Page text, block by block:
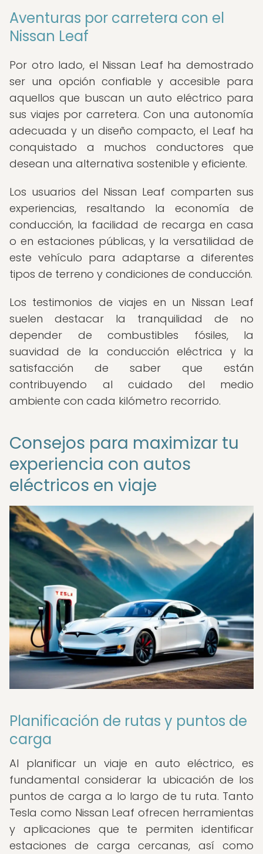
Aventuras por carretera con el
Nissan Leaf
Por otro lado, el Nissan Leaf ha demostrado
ser una opción confiable y accesible para
aquellos que buscan un auto eléctrico para
sus viajes por carretera. Con una autonomía
adecuada y un diseño compacto, el Leaf ha
conquistado a muchos conductores que
desean una alternativa sostenible y eficiente.
Los usuarios del Nissan Leaf comparten sus
experiencias, resaltando la economía de
conducción, la facilidad de recarga en casa
o en estaciones públicas, y la versatilidad de
este vehículo para adaptarse a diferentes
tipos de terreno y condiciones de conducción.
Los testimonios de viajes en un Nissan Leaf
suelen destacar la tranquilidad de no
depender de combustibles fósiles, la
suavidad de la conducción eléctrica y la
satisfacción de saber que están
contribuyendo al cuidado del medio
ambiente con cada kilómetro recorrido.
Consejos para maximizar tu
experiencia con autos
eléctricos en viaje
Planificación de rutas y puntos de
carga
Al planificar un viaje en auto eléctrico, es
fundamental considerar la ubicación de los
puntos de carga a lo largo de tu ruta. Tanto
Tesla como Nissan Leaf ofrecen herramientas
y aplicaciones que te permiten identificar
estaciones de carga cercanas, así como